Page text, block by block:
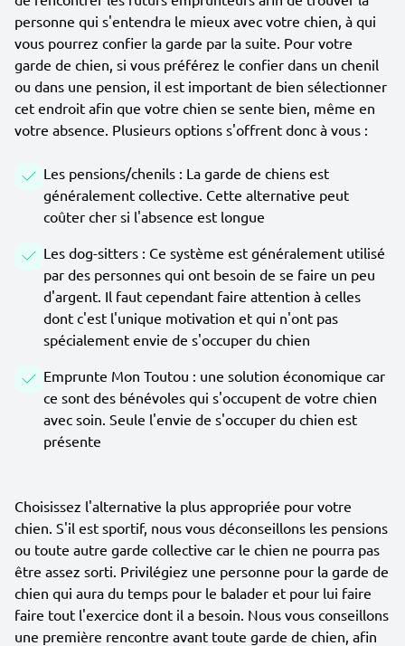
personne qui s'entendra le mieux avec votre chien, à qui
vous pourrez confier la garde par la suite. Pour votre
garde de chien, si vous préférez le confier dans un chenil
ou dans une pension, il est important de bien sélectionner
cet endroit afin que votre chien se sente bien, même en
votre absence. Plusieurs options s'offrent donc à vous :
Les pensions/chenils : La garde de chiens est
généralement collective. Cette alternative peut
coûter cher si l'absence est longue
Les dog-sitters : Ce système est généralement utilisé
par des personnes qui ont besoin de se faire un peu
d'argent. Il faut cependant faire attention à celles
dont c'est l'unique motivation et qui n'ont pas
spécialement envie de s'occuper du chien
Emprunte Mon Toutou : une solution économique car
ce sont des bénévoles qui s'occupent de votre chien
avec soin. Seule l'envie de s'occuper du chien est
présente
Choisissez l'alternative la plus appropriée pour votre
chien. S'il est sportif, nous vous déconseillons les pensions
ou toute autre garde collective car le chien ne pourra pas
être assez sorti. Privilégiez une personne pour la garde de
chien qui aura du temps pour le balader et pour lui faire
faire tout l'exercice dont il a besoin. Nous vous conseillons
une première rencontre avant toute garde de chien, afin